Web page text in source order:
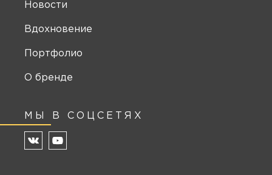
Новости
Вдохновение
Портфолио
О бренде
МЫ В СОЦСЕТЯХ